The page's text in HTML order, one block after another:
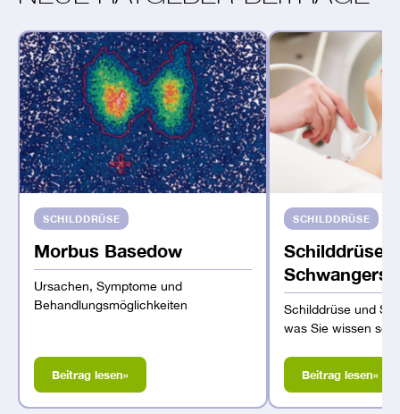
SCHILDDRÜSE
Morbus Basedow
Ursachen, Symptome und
Behandlungsmöglichkeiten
Beitrag lesen»
SCHILDDRÜSE
Schilddrüse
Schilddrüse und
was Sie wissen
Beitrag lesen»